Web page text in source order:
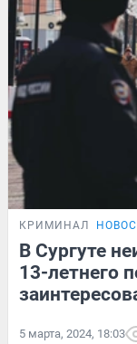
КРИМИНАЛ
В Сургуте
13-летнего
5 марта, 2024, 18:03